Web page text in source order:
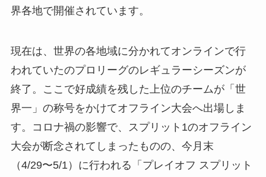
界各地で開催されています。
現在は、世界の各地域に分かれてオンラインで行
われていたのプロリーグのレギュラーシーズンが
終了。ここで好成績を残した上位のチームが「世
界一」の称号をかけてオフライン大会へ出場しま
す。コロナ禍の影響で、スプリット1のオフライン
大会が断念されてしまったものの、今月末
（4/29〜5/1）に行われる「プレイオフ スプリット